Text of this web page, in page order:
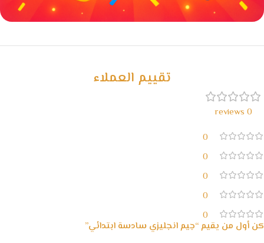
خصومات كبيرة
تقييم العملاء
0 reviews
0
0
0
0
0
كن أول من يقيم “جيم انجليزي سادسة ابتدائي”